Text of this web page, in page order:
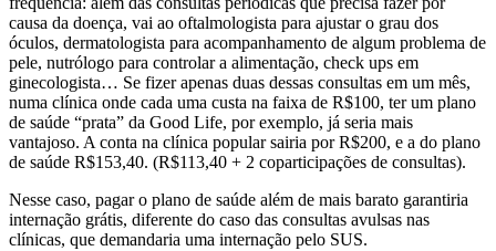
causa da doença, vai ao oftalmologista para ajustar o grau dos
óculos, dermatologista para acompanhamento de algum problema de
pele, nutrólogo para controlar a alimentação, check ups em
ginecologista… Se fizer apenas duas dessas consultas em um mês,
numa clínica onde cada uma custa na faixa de R$100, ter um plano
de saúde “prata” da Good Life, por exemplo, já seria mais
vantajoso. A conta na clínica popular sairia por R$200, e a do plano
de saúde R$153,40. (R$113,40 + 2 coparticipações de consultas).
Nesse caso, pagar o plano de saúde além de mais barato garantiria
internação grátis, diferente do caso das consultas avulsas nas
clínicas, que demandaria uma internação pelo SUS.